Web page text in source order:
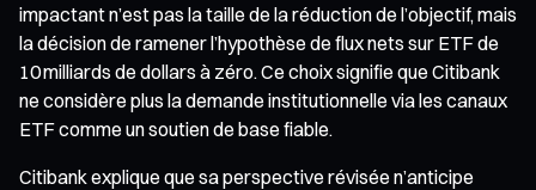
impactant n’est pas la taille de la réduction de l’objectif, mais
la décision de ramener l’hypothèse de flux nets sur ETF de
10 milliards de dollars à zéro. Ce choix signifie que Citibank
ne considère plus la demande institutionnelle via les canaux
ETF comme un soutien de base fiable.
Citibank explique que sa perspective révisée n’anticipe